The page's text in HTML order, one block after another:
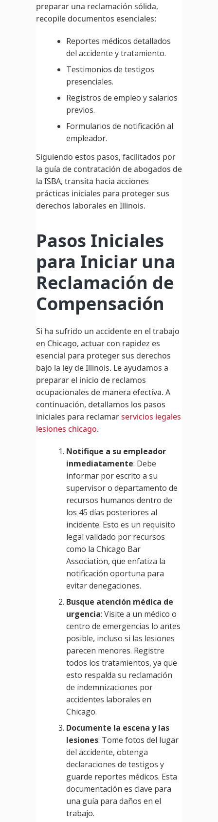
preparar una reclamación sólida,
recopile documentos esenciales:
Reportes médicos detallados
del accidente y tratamiento.
Testimonios de testigos
presenciales.
Registros de empleo y salarios
previos.
Formularios de notificación al
empleador.
Siguiendo estos pasos, facilitados por
la guía de contratación de abogados de
la ISBA, transita hacia acciones
prácticas iniciales para proteger sus
derechos laborales en Illinois.
Pasos Iniciales
para Iniciar una
Reclamación de
Compensación
Si ha sufrido un accidente en el trabajo
en Chicago, actuar con rapidez es
esencial para proteger sus derechos
bajo la ley de Illinois. Le ayudamos a
preparar el inicio de reclamos
ocupacionales de manera efectiva. A
continuación, detallamos los pasos
iniciales para reclamarservicios legales
lesiones chicago.
Notifique a su empleador
inmediatamente: Debe
informar por escrito a su
supervisor o departamento de
recursos humanos dentro de
los 45 días posteriores al
incidente. Esto es un requisito
legal validado por recursos
como la Chicago Bar
Association, que enfatiza la
notificación oportuna para
evitar denegaciones.
Busque atención médica de
urgencia: Visite a un médico o
centro de emergencias lo antes
posible, incluso si las lesiones
parecen menores. Registre
todos los tratamientos, ya que
esto respalda su reclamación
de indemnizaciones por
accidentes laborales en
Chicago.
Documente la escena y las
lesiones: Tome fotos del lugar
del accidente, obtenga
declaraciones de testigos y
guarde reportes médicos. Esta
documentación es clave para
una guía para daños en el
trabajo.